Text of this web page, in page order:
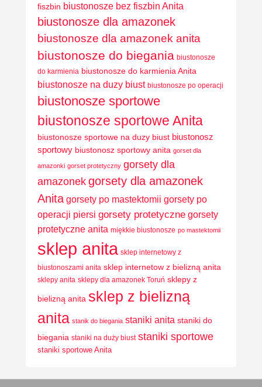
fiszbin biustonosze bez fiszbin Anita
biustonosze dla amazonek
biustonosze dla amazonek anita
biustonosze do biegania biustonosze
do karmienia biustonosze do karmienia Anita
biustonosze na duzy biust biustonosze po operacji
biustonosze sportowe
biustonosze sportowe Anita
biustonosze sportowe na duzy biust biustonosz
sportowy biustonosz sportowy anita gorset dla
amazonki gorset protetyczny gorsety dla
amazonekgorsety dla amazonek
Anita gorsety po mastektomii gorsety po
operacji piersi gorsety protetyczne gorsety
protetyczne anita miękkie biustonosze po mastektomii
sklep anita sklep internetowy z
biustonoszami anita sklep internetow z bielizną anita
sklepy anita sklepy dla amazonek Toruń sklepy z
bielizną anita sklep z bielizną
anita stanik do biegania staniki anita staniki do
biegania staniki na duży biust staniki sportowe
staniki sportowe Anita